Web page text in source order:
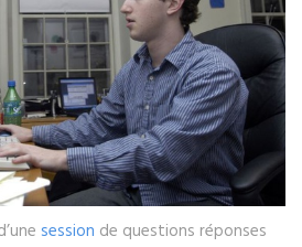
session de questions réponses